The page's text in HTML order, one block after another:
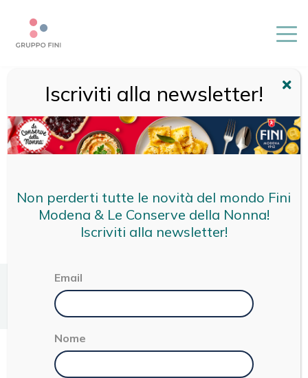
/CONFETTURA DI PRUGNA DELL’EMILIA ROMAGNA
< 1
Iscriviti alla newsletter!
Non perderti tutte le novità del mondo Fini
Modena & Le Conserve della Nonna!
Iscriviti alla newsletter!
Email
Nome